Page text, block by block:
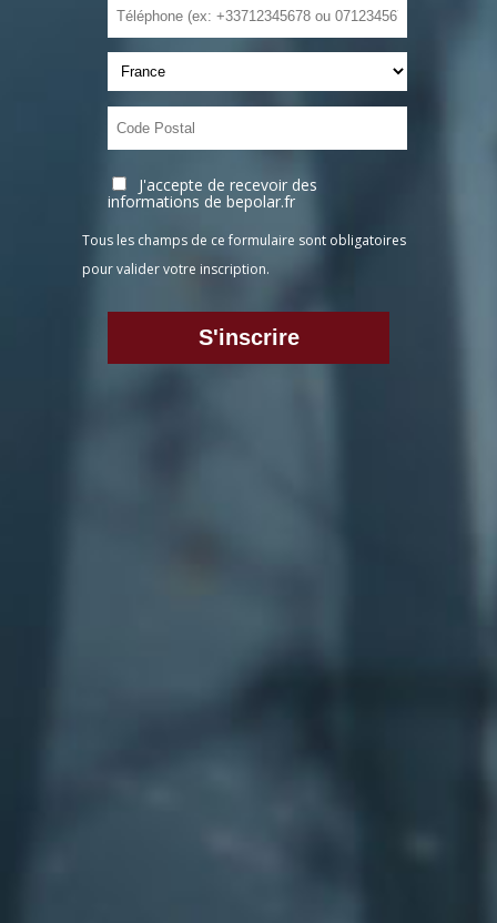
J'accepte de recevoir des
informations de bepolar.fr
Tous les champs de ce formulaire sont obligatoires
pour valider votre inscription.